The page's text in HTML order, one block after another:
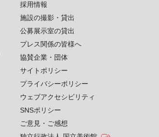
採用情報
施設の撮影・貸出
公募展示室の貸出
プレス関係の皆様へ
協賛企業・団体
サイトポリシー
プライバシーポリシー
ウェブアクセシビリティ
SNSポリシー
ご意見・ご感想